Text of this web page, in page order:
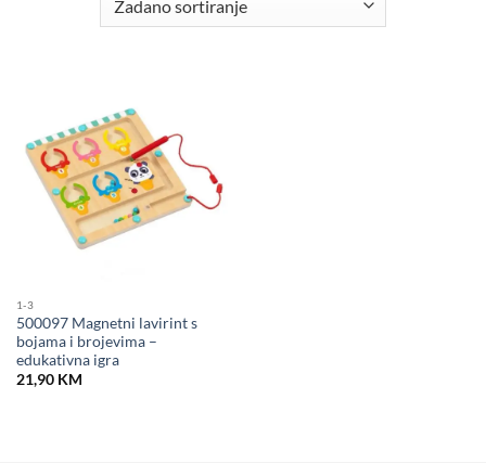
1-3
500097 Magnetni lavirint s
bojama i brojevima –
edukativna igra
21,90 KM